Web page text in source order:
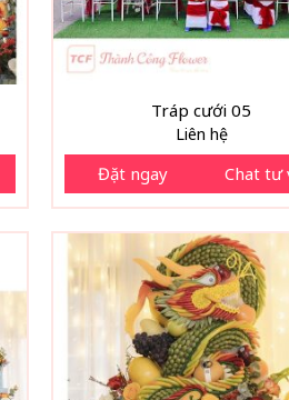
Tráp cưới 05
Liên hệ
Đặt ngay Chat tư